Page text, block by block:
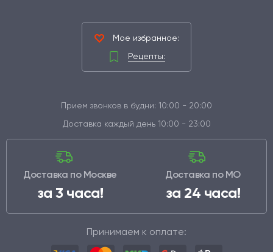
Мое избранное:
Рецепты:
Прием звонков в будни: 10:00 - 20:00
Доставка каждый день 10:00 - 23:00
Доставка по Москве
за 3 часа!
Доставка по МО
за 24 часа!
Принимаем к оплате: